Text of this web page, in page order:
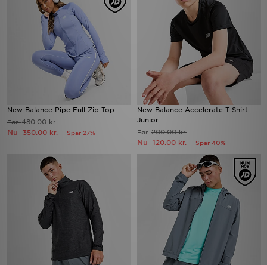
New Balance Pipe Full Zip Top
Før480.00 kr.
Nu 350.00 kr. Spar 27%
New Balance Accelerate T-Shirt
Junior
Før200.00 kr.
Nu 120.00 kr. Spar 40%